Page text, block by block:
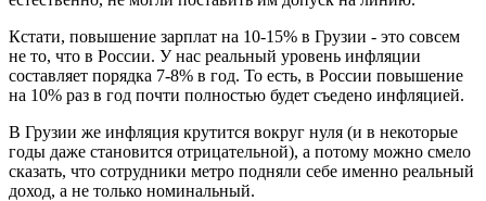
Кстати, повышение зарплат на 10-15% в Грузии - это совсем
не то, что в России. У нас реальный уровень инфляции
составляет порядка 7-8% в год. То есть, в России повышение
на 10% раз в год почти полностью будет съедено инфляцией.
В Грузии же инфляция крутится вокруг нуля (и в некоторые
годы даже становится отрицательной), а потому можно смело
сказать, что сотрудники метро подняли себе именно реальный
доход, а не только номинальный.